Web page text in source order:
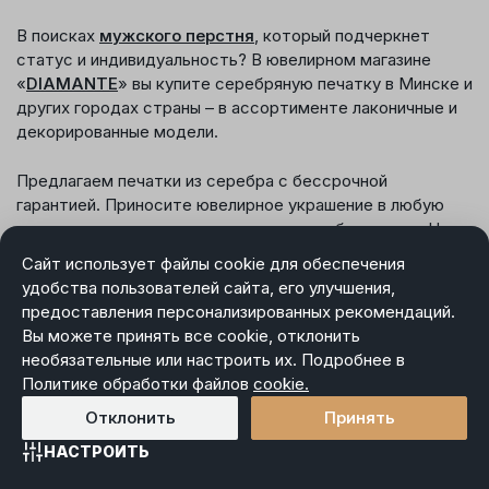
В поисках мужского перстня, который подчеркнет
статус и индивидуальность? В ювелирном магазине
«DIAMANTE» вы купите серебряную печатку в Минске и
других городах страны – в ассортименте лаконичные и
декорированные модели.
Предлагаем печатки из серебра с бессрочной
гарантией. Приносите ювелирное украшение в любую
торговую точку сети, и мы починим его бесплатно. Не
Покупать ювелирные изделия у нас удобно – просто
бронируйте понравившуюся печатку онлайн:
выбирайте ближайшую торговую точку;
оплачивайте кольцо в течение 3 дней.
Сайт использует файлы cookie для обеспечения
удобства пользователей сайта, его улучшения,
предоставления персонализированных рекомендаций.
Вы можете принять все cookie, отклонить
необязательные или настроить их. Подробнее в
Политике обработки файлов cookie.
НАСТРОИТЬ
Отклонить Принять